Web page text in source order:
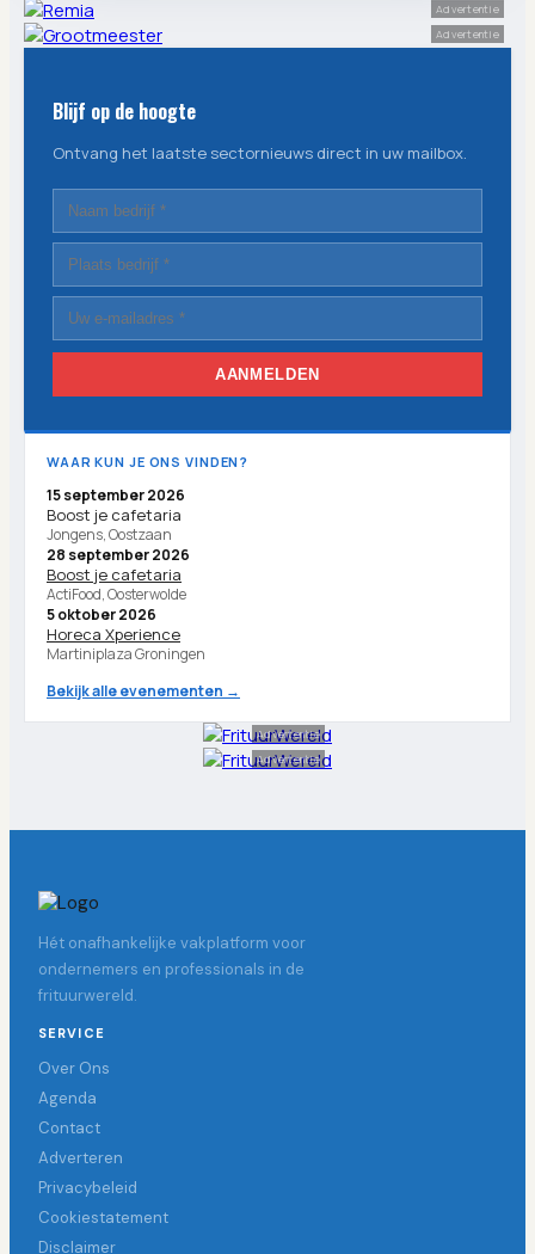
Advertentie
Advertentie
Blijf op de hoogte
Ontvang het laatste sectornieuws direct in uw mailbox.
AANMELDEN
WAAR KUN JE ONS VINDEN?
15 september 2026
Boost je cafetaria
Jongens, Oostzaan
28 september 2026
Boost je cafetaria
ActiFood, Oosterwolde
5 oktober 2026
Horeca Xperience
Martiniplaza Groningen
Bekijk alle evenementen →
Advertentie
Advertentie
Hét onafhankelijke vakplatform voor
ondernemers en professionals in de
frituurwereld.
SERVICE
Over Ons
Agenda
Contact
Adverteren
Privacybeleid
Cookiestatement
Disclaimer